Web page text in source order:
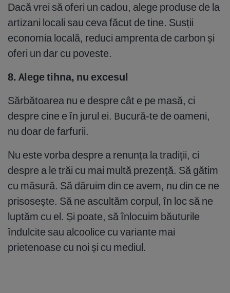
Dacă vrei să oferi un cadou, alege produse de la
artizani locali sau ceva făcut de tine. Susții
economia locală, reduci amprenta de carbon și
oferi un dar cu poveste.
8. Alege tihna, nu excesul
Sărbătoarea nu e despre cât e pe masă, ci
despre cine e în jurul ei. Bucură-te de oameni,
nu doar de farfurii.
Nu este vorba despre a renunța la tradiții, ci
despre a le trăi cu mai multă prezență. Să gătim
cu măsură. Să dăruim din ce avem, nu din ce ne
prisosește. Să ne ascultăm corpul, în loc să ne
luptăm cu el. Și poate, să înlocuim băuturile
îndulcite sau alcoolice cu variante mai
prietenoase cu noi și cu mediul.